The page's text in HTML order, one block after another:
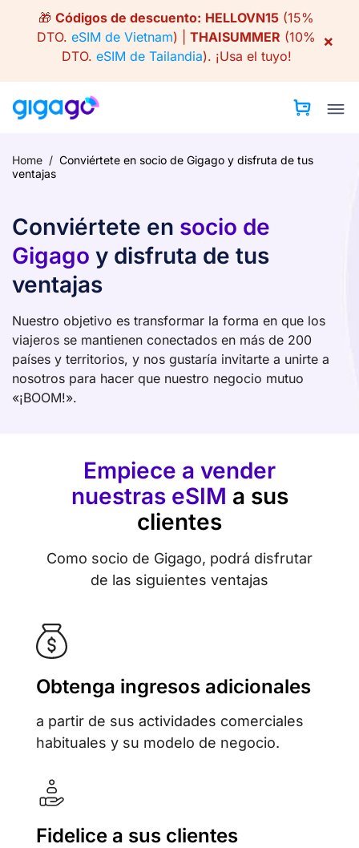
🎁 Códigos de descuento: HELLOVN15 (15%
DTO. eSIM de Vietnam) | THAISUMMER (10%
DTO. eSIM de Tailandia). ¡Usa el tuyo!
×
Home / Conviértete en socio de Gigago y disfruta de tus
ventajas
Conviértete en socio de
Gigago y disfruta de tus
ventajas
Nuestro objetivo es transformar la forma en que los
viajeros se mantienen conectados en más de 200
países y territorios, y nos gustaría invitarte a unirte a
nosotros para hacer que nuestro negocio mutuo
«¡BOOM!».
Empiece a vender
nuestras eSIM a sus
clientes
Como socio de Gigago, podrá disfrutar
de las siguientes ventajas
Obtenga ingresos adicionales
a partir de sus actividades comerciales
habituales y su modelo de negocio.
Fidelice a sus clientes